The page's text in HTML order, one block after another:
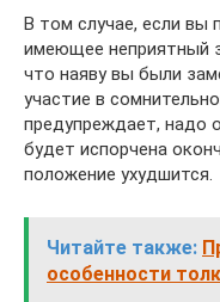
В том случае, если вы
имеющее неприятный
что наяву вы были
участие в
предупреждает, надо
будет испорчена
положение ухудшится.
Читайте также:
особенности